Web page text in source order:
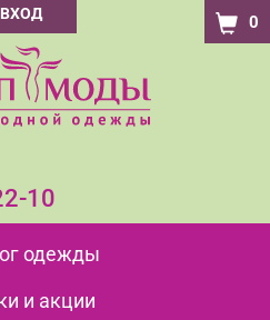
ВХОД 0
10
одежды
и акции